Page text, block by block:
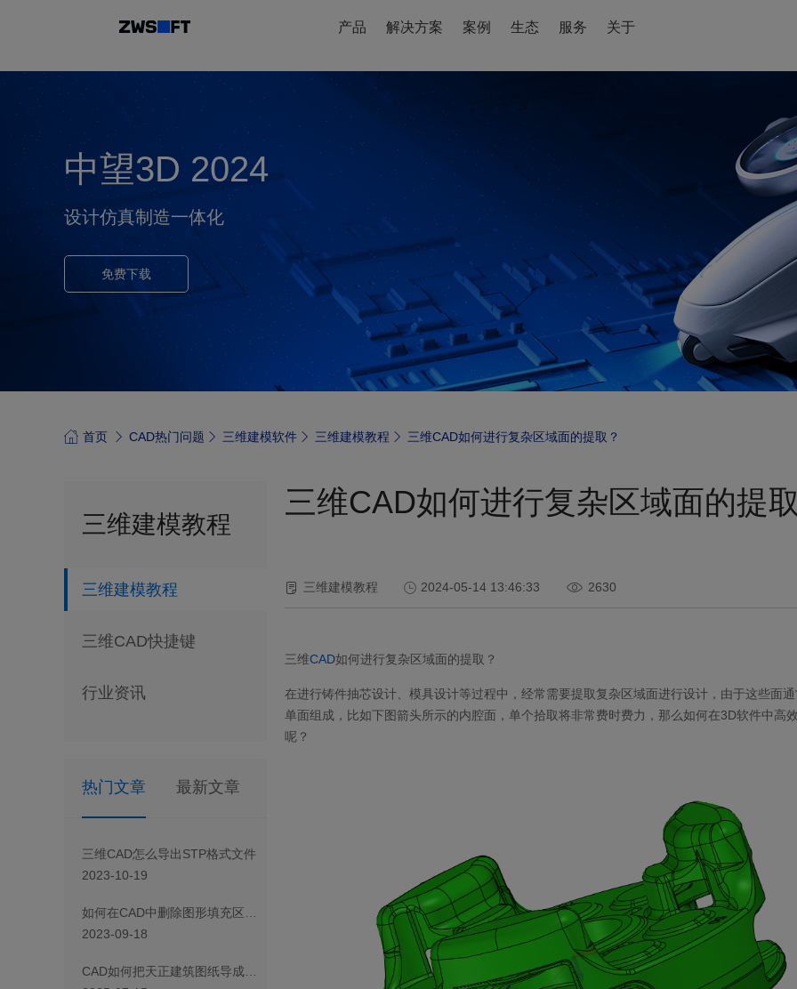
产品 解决方案 案例 生态 服务 关于
中望3D 2024
设计仿真制造一体化
免费下载
首页 CAD热门问题 三维建模软件 三维建模教程 三维CAD如何进行复杂区域面的提取？
三维建模教程
三维建模教程
三维CAD快捷键
行业资讯
热门文章 最新文章
三维CAD怎么导出STP格式文件
2023-10-19
如何在CAD中删除图形填充区域的一部分
2023-09-18
CAD如何把天正建筑图纸导成天正T3/T8/T9格式版本
三维CAD如何进行复杂区域面的提
三维建模教程 2024-05-14 13:46:33 2630
三维CAD如何进行复杂区域面的提取？
在进行铸件抽芯设计、模具设计等过程中，经常需要提取复杂区域面进行设计，由于这些面
单面组成，比如下图箭头所示的内腔面，单个拾取将非常费时费力，那么如何在3D软件中高
呢？